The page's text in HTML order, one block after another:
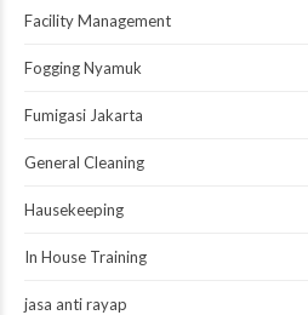
Facility Management
Fogging Nyamuk
Fumigasi Jakarta
General Cleaning
Hausekeeping
In House Training
jasa anti rayap